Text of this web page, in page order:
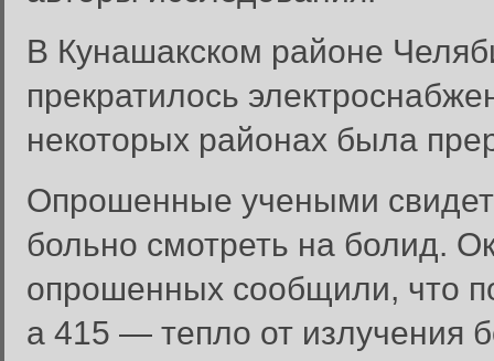
В Кунашакском районе
прекратилось
некоторых районах была
Опрошенные учеными
больно смотреть на болид.
опрошенных сообщили, что
а 415 — тепло от излучения